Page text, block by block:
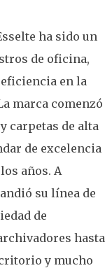
ha sido un
de oficina,
en la
marca comenzó
carpetas de alta
de excelencia
años. A
su línea de
de
hasta
y mucho